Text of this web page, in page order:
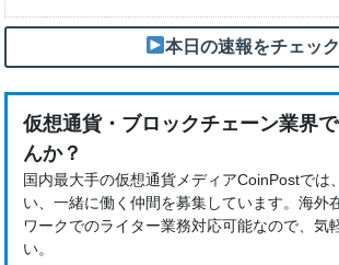
本日の速報をチェッ
仮想通貨・ブロックチェーン業界
んか？
国内最大手の仮想通貨メディアCoinPostでは
い、一緒に働く仲間を募集しています。海外
ワークでのライター業務対応可能なので、気
い。